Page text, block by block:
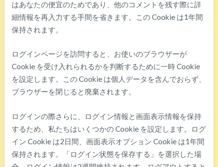
はあなたの便宜のためであり、他のコメントを残す際に詳
細情報を再入力する手間を省きます。この Cookie は1年間
保持されます。
ログインページを訪問すると、お使いのブラウザーが
Cookie を受け入れられるかを判断するために一時 Cookie
を設定します。この Cookie は個人データを含んでおらず、
ブラウザーを閉じると廃棄されます。
ログインの際さらに、ログイン情報と画面表示情報を保持
するため、私たちはいくつかの Cookie を設定します。ログ
イン Cookie は2日間、画面表示オプション Cookie は1年間
保持されます。「ログイン状態を保存する」を選択した場